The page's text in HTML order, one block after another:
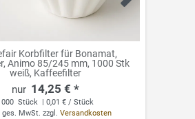
Korbfilter für Bonamat,
Animo 85/245 mm, 1000 Stk
weiß, Kaffeefilter
14,25 € *
Stück
| 0,01 € / Stück
ges. MwSt. zzgl. Versandkosten